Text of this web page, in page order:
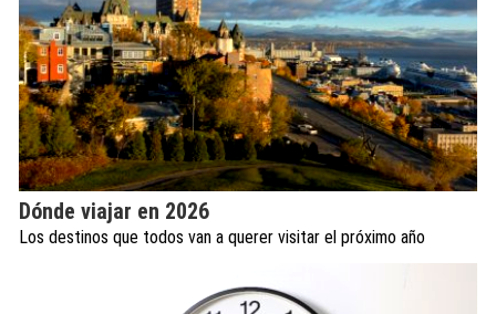
Dónde viajar en 2026
Los destinos que todos van a querer visitar el próximo año